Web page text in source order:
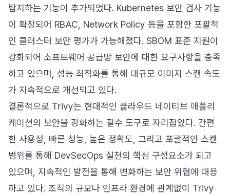
탐지하는 기능이 추가되었다. Kubernetes 보안 검사 기능
이 확장되어 RBAC, Network Policy 등을 포함한 포괄적
인 클러스터 보안 평가가 가능해졌다. SBOM 표준 지원이
강화되어 소프트웨어 공급망 보안에 대한 요구사항을 충족
하고 있으며, 성능 최적화를 통해 대규모 이미지 스캔 속도
가 지속적으로 개선되고 있다.
결론적으로 Trivy는 현대적인 클라우드 네이티브 애플리
케이션의 보안을 강화하는 필수 도구로 자리잡았다. 간편
한 사용성, 빠른 성능, 높은 정확도, 그리고 포괄적인 스캔
범위를 통해 DevSecOps 실천의 핵심 구성요소가 되고
있으며, 지속적인 발전을 통해 변화하는 보안 위협에 대응
하고 있다. 조직의 규모나 인프라 환경에 관계없이 Trivy